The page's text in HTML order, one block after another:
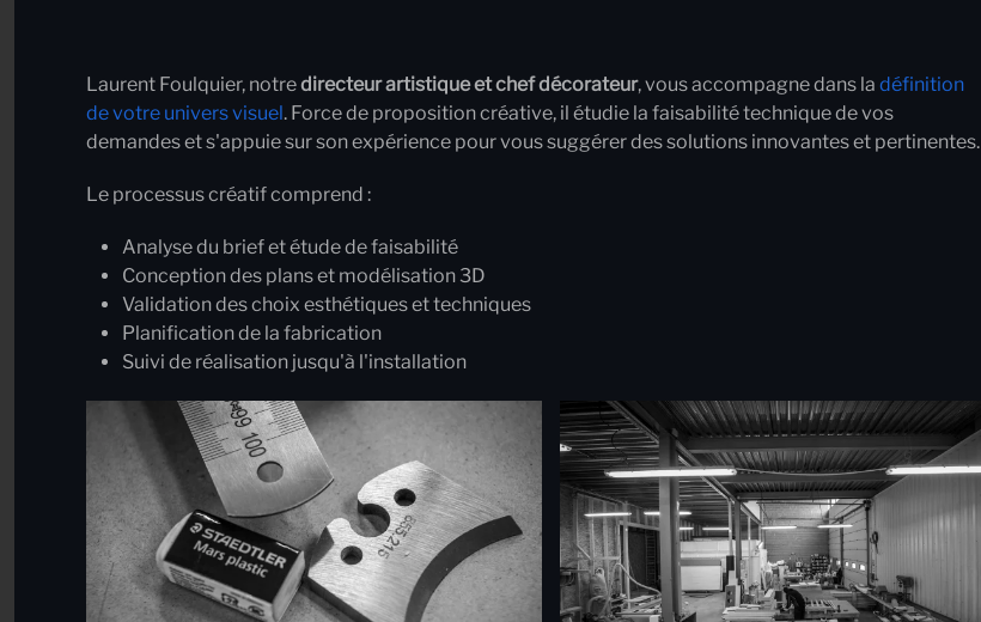
Laurent Foulquier, notredirecteur artistique et chef décorateur, vous accompagne dans la définition
de votre univers visuel. Force de proposition créative, il étudie la faisabilité technique de vos
demandes et s'appuie sur son expérience pour vous suggérer des solutions innovantes et pertinentes.
Le processus créatif comprend :
Analyse du brief et étude de faisabilité
Conception des plans et modélisation 3D
Validation des choix esthétiques et techniques
Planification de la fabrication
Suivi de réalisation jusqu'à l'installation